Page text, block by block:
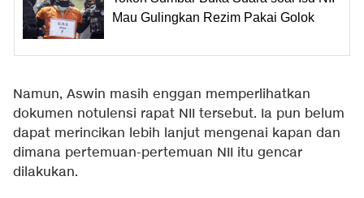
Mau Gulingkan Rezim Pakai Golok
Namun, Aswin masih enggan memperlihatkan
dokumen notulensi rapat NII tersebut. Ia pun belum
dapat merincikan lebih lanjut mengenai kapan dan
dimana pertemuan-pertemuan NII itu gencar
dilakukan.